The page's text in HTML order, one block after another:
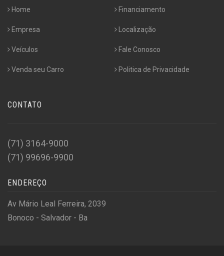
Home
Empresa
Veículos
Venda seu Carro
Financiamento
Localização
Fale Conosco
Politica de Privacidade
CONTATO
(71) 3164-9000
(71) 99696-9900
ENDEREÇO
Av Mário Leal Ferreira, 2039
Bonoco - Salvador - Ba